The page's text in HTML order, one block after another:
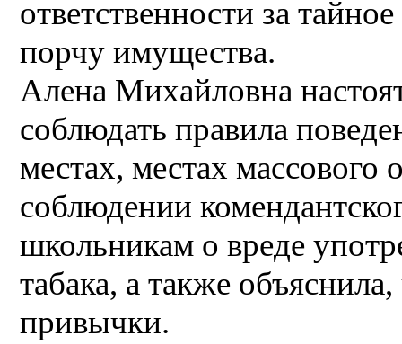
ответственности за
порчу имущества.
Алена Михайловна
соблюдать правила
местах, местах массового
соблюдении
школьникам о вреде
табака, а также
привычки.